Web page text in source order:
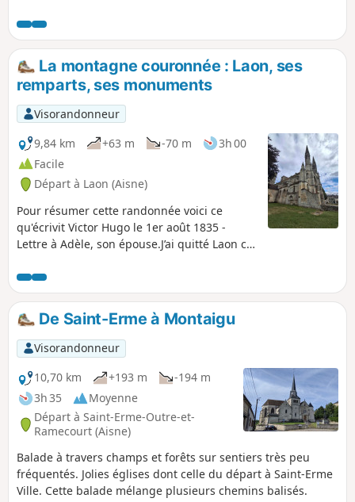
l'Aisne s'offriront à vous.
La montagne couronnée : Laon, ses
remparts, ses monuments
Visorandonneur
9,84 km
+63 m -70 m
3h 00
Facile
Départ à Laon (Aisne)
Pour résumer cette randonnée voici ce
qu'écrivit Victor Hugo le 1er août 1835 -
Lettre à Adèle, son épouse.J’ai quitté Laon ce
est une autre ville dedans, une immense
cathédrale qui devait porter six tours et qui
n’en a que quatre ; quatre tours presque
byzantines, à jour comme les flèches du XVIe
siècle. Tout est beau à Laon, les églises, les
maisons, les environs, tout...
De Saint-Erme à Montaigu
Visorandonneur
10,70 km
+193 m
-194 m
3h 35
Moyenne
Départ à Saint-Erme-Outre-et-
Ramecourt (Aisne)
Balade à travers champs et forêts sur sentiers très peu
fréquentés. Jolies églises dont celle du départ à Saint-Erme
Ville. Cette balade mélange plusieurs chemins balisés.